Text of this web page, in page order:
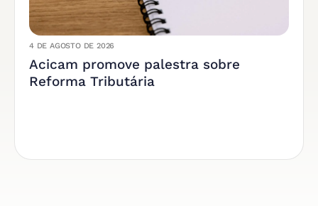
4 DE AGOSTO DE 2026
Acicam promove palestra sobre
Reforma Tributária